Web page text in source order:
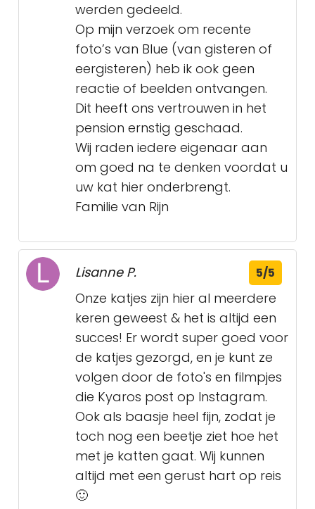
werden gedeeld.
Op mijn verzoek om recente
foto’s van Blue (van gisteren of
eergisteren) heb ik ook geen
reactie of beelden ontvangen.
Dit heeft ons vertrouwen in het
pension ernstig geschaad.
Wij raden iedere eigenaar aan
om goed na te denken voordat u
uw kat hier onderbrengt.
Familie van Rijn
Lisanne P. 5/5
Onze katjes zijn hier al meerdere
keren geweest & het is altijd een
succes! Er wordt super goed voor
de katjes gezorgd, en je kunt ze
volgen door de foto's en filmpjes
die Kyaros post op Instagram.
Ook als baasje heel fijn, zodat je
toch nog een beetje ziet hoe het
met je katten gaat. Wij kunnen
altijd met een gerust hart op reis
🙂